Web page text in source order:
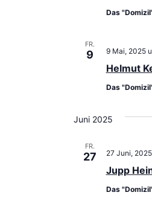
Das
FR.
9
Helmut
9 Mai, 2025
Das
Juni 2025
FR.
27
Jupp
27 Juni,
Das